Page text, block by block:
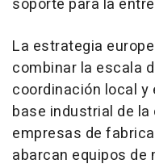
soporte para la
La estrategia
combinar la escala
coordinación local y
base industrial de
empresas de
abarcan equipos de